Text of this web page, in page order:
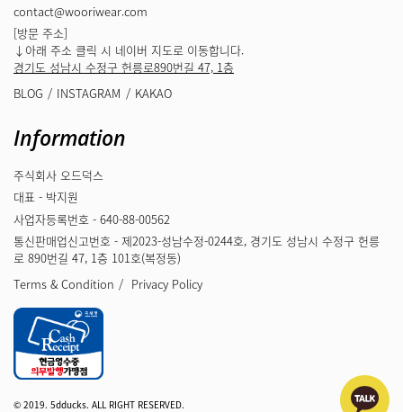
contact@wooriwear.com
[방문 주소]
↓아래 주소 클릭 시 네이버 지도로 이동합니다.
경기도 성남시 수정구 헌릉로890번길 47, 1층
BLOG
INSTAGRAM KAKAO
Information
주식회사 오드덕스
대표 - 박지원
사업자등록번호 - 640-88-00562
통신판매업신고번호 - 제2023-성남수정-0244호, 경기도 성남시 수정구 헌릉
로 890번길 47, 1층 101호(복정동)
Terms & Condition
Privacy Policy
© 2019. 5dducks. ALL RIGHT RESERVED.